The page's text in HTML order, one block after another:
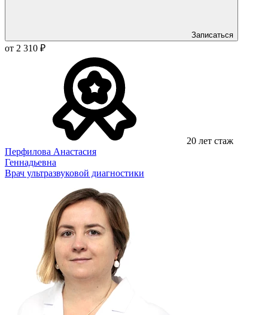
Записаться
от 2 310 ₽
20 лет стаж
Перфилова Анастасия
Геннадьевна
Врач ультразвуковой диагностики